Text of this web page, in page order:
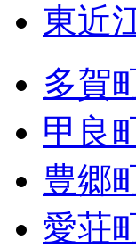
東近
多賀
甲良
豊郷
愛荘